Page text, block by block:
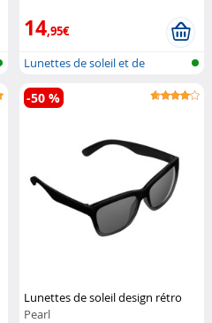
14,95€
Lunettes de soleil et de
contraste...
Lunettes de soleil design rétro
Pearl
-50 %